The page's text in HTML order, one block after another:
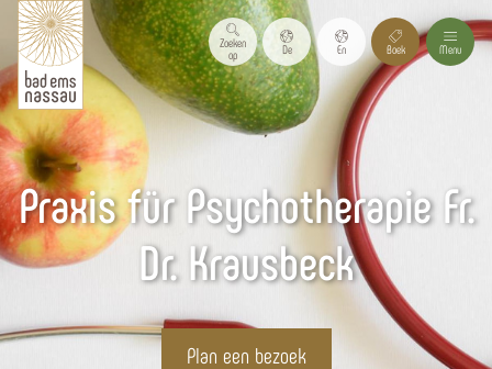
Zoeken
op
De En Boek Menu
Praxis für Psychotherapie Fr.
Dr. Krausbeck
Plan een bezoek